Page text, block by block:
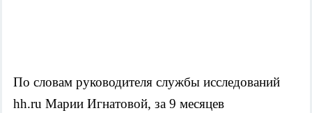
По словам руководителя службы исследований
hh.ru Марии Игнатовой, за 9 месяцев